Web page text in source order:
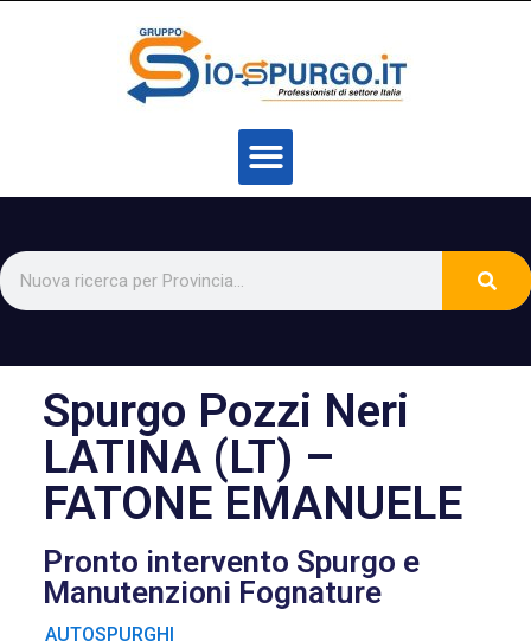
Spurgo Pozzi Neri
LATINA (LT) –
FATONE EMANUELE
Pronto intervento Spurgo e
Manutenzioni Fognature
AUTOSPURGHI